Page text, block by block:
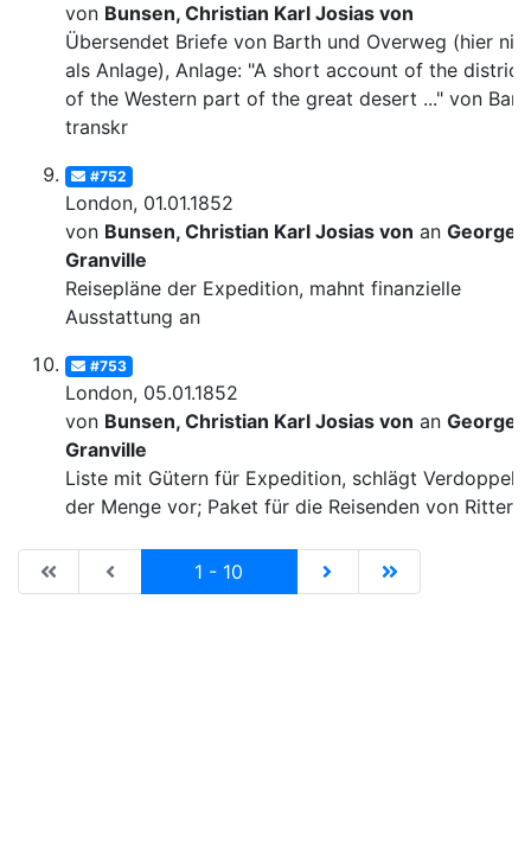
von Bunsen, Christian Karl Josias von
Übersendet Briefe von Barth und Overweg (hier
als Anlage), Anlage: "A short account of the
of the Western part of the great desert ..." von
transkr
#752
London, 01.01.1852
von Bunsen, Christian Karl Josias von an George
Granville
Reisepläne der Expedition, mahnt finanzielle
Ausstattung an
#753
London, 05.01.1852
von Bunsen, Christian Karl Josias von an George
Granville
Liste mit Gütern für Expedition, schlägt
der Menge vor; Paket für die Reisenden von Ritter
|de:Erste Seite|en:First results page|
|de:Vorhergehende Seite|en:Previous results
1 - 10 |de:Nächste
|de:Letzte